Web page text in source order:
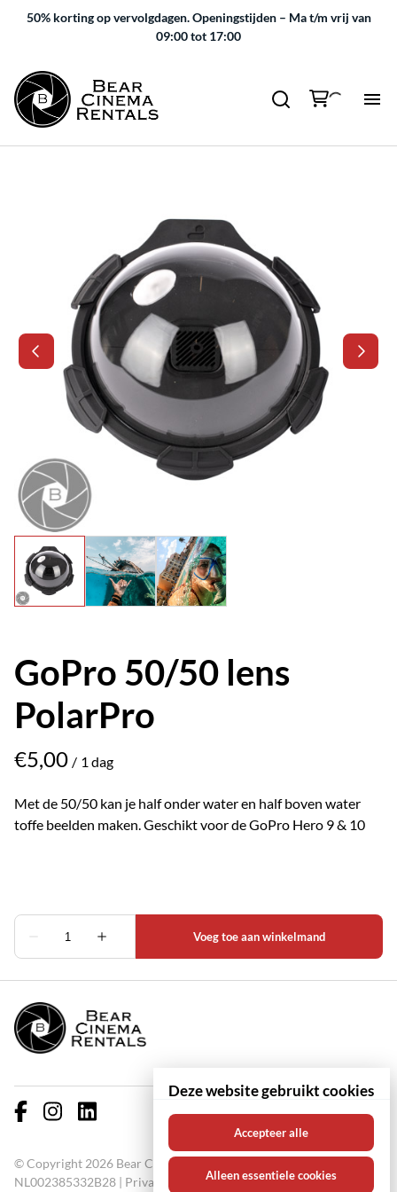
50% korting op vervolgdagen. Openingstijden – Ma t/m vrij van
09:00 tot 17:00
GoPro 50/50 lens
PolarPro
/
Met de 50/50 kan je half onder water en half boven water
toffe beelden maken. Geschikt voor de GoPro Hero 9 & 10
© Copyright 2026 Bear Cinema Rentals KVK: 67000711 BTW:
NL002385332B28 | Privacy policy
Deze website gebruikt cookies
Accepteer alle
Alleen essentiele cookies